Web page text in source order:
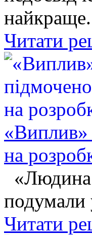
найкраще.
Читати
«Виплив»
на
«Людина
Читати